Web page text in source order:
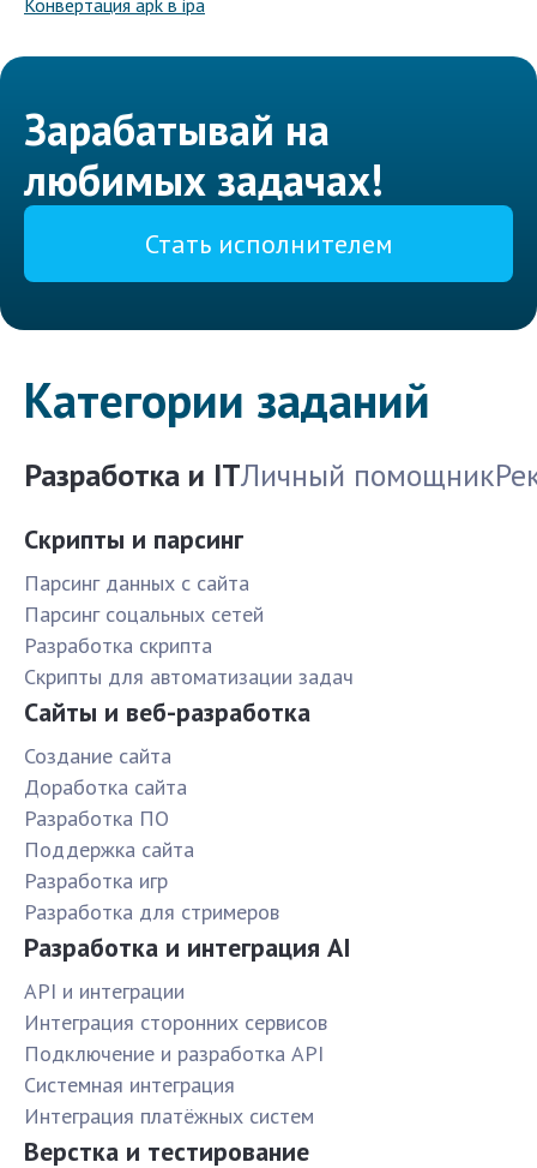
Конвертация apk в ipa
Зарабатывай на
любимых задачах!
Стать исполнителем
Категории заданий
Разработка и ITЛичный помощник
Скрипты и парсинг
Парсинг данных с сайта
Парсинг соцальных сетей
Разработка скрипта
Скрипты для автоматизации задач
Сайты и веб-разработка
Создание сайта
Доработка сайта
Разработка ПО
Поддержка сайта
Разработка игр
Разработка для стримеров
Разработка и интеграция AI
API и интеграции
Интеграция сторонних сервисов
Подключение и разработка API
Системная интеграция
Интеграция платёжных систем
Верстка и тестирование